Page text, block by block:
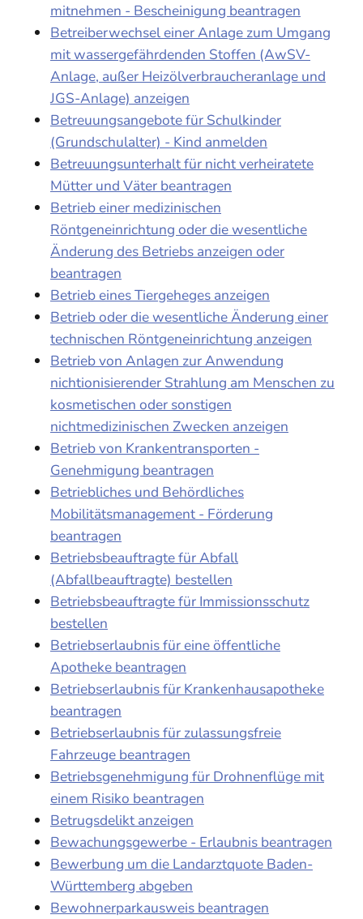
mitnehmen - Bescheinigung beantragen
Betreiberwechsel einer Anlage zum Umgang
mit wassergefährdenden Stoffen (AwSV-
Anlage, außer Heizölverbraucheranlage und
JGS-Anlage) anzeigen
Betreuungsangebote für Schulkinder
(Grundschulalter) - Kind anmelden
Betreuungsunterhalt für nicht verheiratete
Mütter und Väter beantragen
Betrieb einer medizinischen
Röntgeneinrichtung oder die wesentliche
Änderung des Betriebs anzeigen oder
beantragen
Betrieb eines Tiergeheges anzeigen
Betrieb oder die wesentliche Änderung einer
technischen Röntgeneinrichtung anzeigen
Betrieb von Anlagen zur Anwendung
nichtionisierender Strahlung am Menschen zu
kosmetischen oder sonstigen
nichtmedizinischen Zwecken anzeigen
Betrieb von Krankentransporten -
Genehmigung beantragen
Betriebliches und Behördliches
Mobilitätsmanagement - Förderung
beantragen
Betriebsbeauftragte für Abfall
(Abfallbeauftragte) bestellen
Betriebsbeauftragte für Immissionsschutz
bestellen
Betriebserlaubnis für eine öffentliche
Apotheke beantragen
Betriebserlaubnis für Krankenhausapotheke
beantragen
Betriebserlaubnis für zulassungsfreie
Fahrzeuge beantragen
Betriebsgenehmigung für Drohnenflüge mit
einem Risiko beantragen
Betrugsdelikt anzeigen
Bewachungsgewerbe - Erlaubnis beantragen
Bewerbung um die Landarztquote Baden-
Württemberg abgeben
Bewohnerparkausweis beantragen